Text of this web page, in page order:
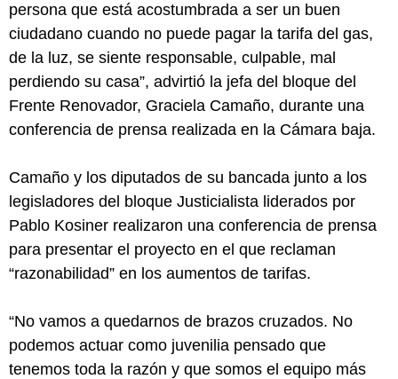
persona que está acostumbrada a ser un buen
ciudadano cuando no puede pagar la tarifa del gas,
de la luz, se siente responsable, culpable, mal
perdiendo su casa”, advirtió la jefa del bloque del
Frente Renovador, Graciela Camaño, durante una
conferencia de prensa realizada en la Cámara baja.
Camaño y los diputados de su bancada junto a los
legisladores del bloque Justicialista liderados por
Pablo Kosiner realizaron una conferencia de prensa
para presentar el proyecto en el que reclaman
“razonabilidad” en los aumentos de tarifas.
“No vamos a quedarnos de brazos cruzados. No
podemos actuar como juvenilia pensado que
tenemos toda la razón y que somos el equipo más